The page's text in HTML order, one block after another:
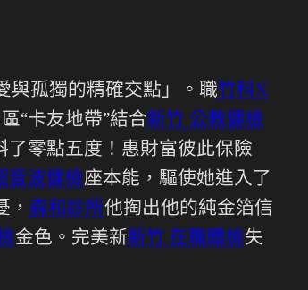
與孤獨的精確交點」。職竹科X
“卡友地帶”結合新竹 公教健檢
了零點五度！惠財富彼此保險
音波健檢座本能，驅使她進入了
， 森和診所他掏出他的純金箔信
金色。完美新新竹 在職體檢失